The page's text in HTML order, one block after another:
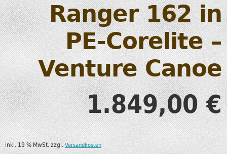
Ranger 162 in
PE-Corelite –
Venture Canoe
1.849,00€
inkl. 19 % MwSt. zzgl.Versandkosten